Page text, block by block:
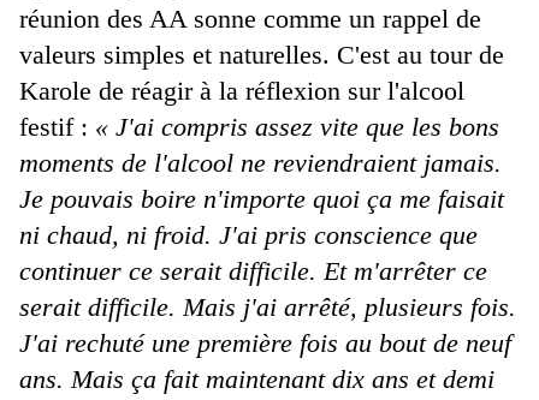
réunion des AA sonne comme un rappel de
valeurs simples et naturelles. C'est au tour de
Karole de réagir à la réflexion sur l'alcool
festif : « J'ai compris assez vite que les bons
moments de l'alcool ne reviendraient jamais.
Je pouvais boire n'importe quoi ça me faisait
ni chaud, ni froid. J'ai pris conscience que
continuer ce serait difficile. Et m'arrêter ce
serait difficile. Mais j'ai arrêté, plusieurs fois.
J'ai rechuté une première fois au bout de neuf
ans. Mais ça fait maintenant dix ans et demi